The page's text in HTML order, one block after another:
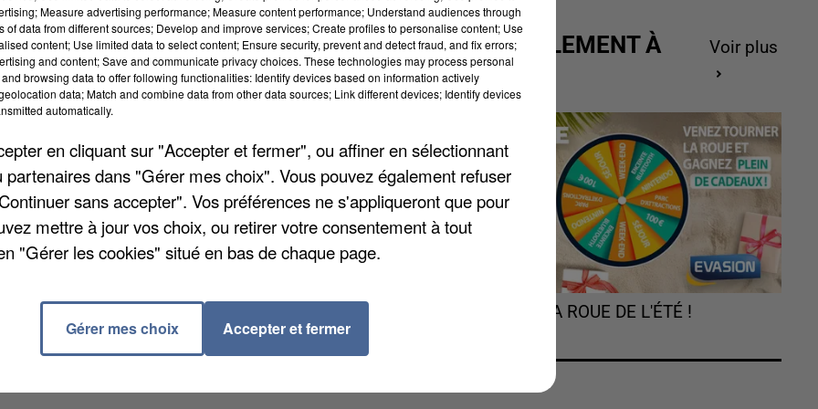
de 10h à 19h. Il faut savoir que des cours d'initiation
pédagogie ludique adaptée aux jeunes. De quoi
des habiletés motrices, de confiance de l'enfant,
animaux de la ferme sont mises en place au parc
chèvres, poules, pigeons, et même des
créée. Accès par le boulevard Victor Hugo ou la
ont été construites sous Louis XV. Elles étaient
jusqu'à 272 chevaux en stalles. En 1876, le haras
que l'Agglomération de la Région de
ACTUELLEMENT À
GAGNER
Voir plus
TOURNEZ LA ROUE DE L'ÉTÉ !
Measure advertising performance; Measure content performance; Understand audiences through
of data from different sources; Develop and improve services; Create profiles to personalise content; Use
content; Use limited data to select content; Ensure security, prevent and detect fraud, and fix errors;
and content; Save and communicate privacy choices. These technologies may process personal
browsing data to offer following functionalities: Identify devices based on information actively
data; Match and combine data from other data sources; Link different devices; Identify devices
automatically.
en cliquant sur "Accepter et fermer", ou affiner en sélectionnant
partenaires dans "Gérer mes choix". Vous pouvez également refuser
sans accepter". Vos préférences ne s'appliqueront que pour
mettre à jour vos choix, ou retirer votre consentement à tout
"Gérer les cookies" situé en bas de chaque page.
Gérer mes choix Accepter et fermer